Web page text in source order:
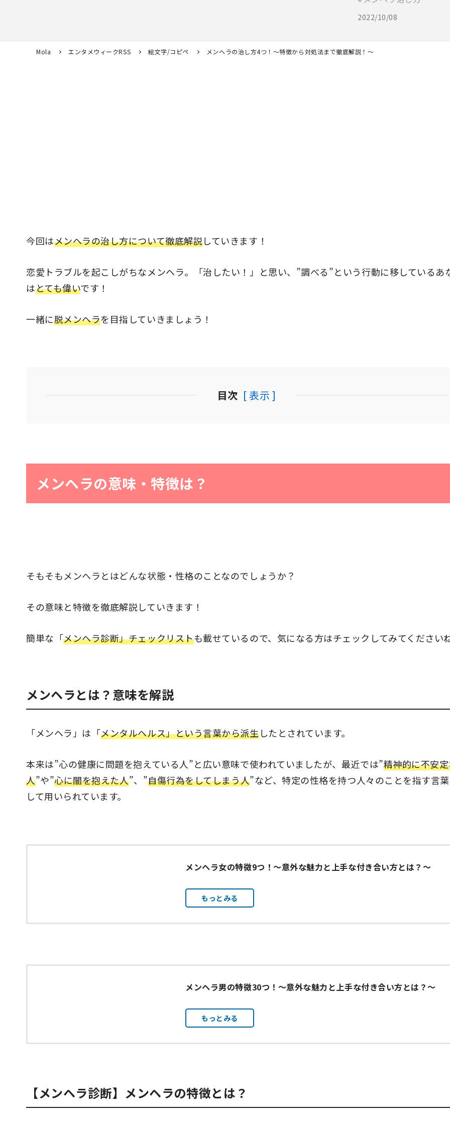
2022/10/08
Mola エンタメウィークRSS 絵文字/コピペ メンヘラの治し方4つ！〜特徴から対処法まで徹底解説！～
今回はメンヘラの治し方について徹底解説していきます！
恋愛トラブルを起こしがちなメンヘラ。「治したい！」と思い、”調べる”という行動に移しているあ
はとても偉いです！
一緒に脱メンヘラを目指していきましょう！
目次 [ 表示 ]
メンヘラの意味・特徴は？
そもそもメンヘラとはどんな状態・性格のことなのでしょうか？
その意味と特徴を徹底解説していきます！
簡単な「メンヘラ診断」チェックリストも載せているので、気になる方はチェックしてみてください
メンヘラとは？意味を解説
「メンヘラ」は「メンタルヘルス」という言葉から派生したとされています。
本来は”心の健康に問題を抱えている人”と広い意味で使われていましたが、最近では”精神的に不安
人”や”心に闇を抱えた人”、”自傷行為をしてしまう人”など、特定の性格を持つ人々のことを指す言
して用いられています。
メンヘラ女の特徴9つ！〜意外な魅力と上手な付き合い方とは？～
もっとみる
メンヘラ男の特徴30つ！〜意外な魅力と上手な付き合い方とは？～
もっとみる
【メンヘラ診断】メンヘラの特徴とは？